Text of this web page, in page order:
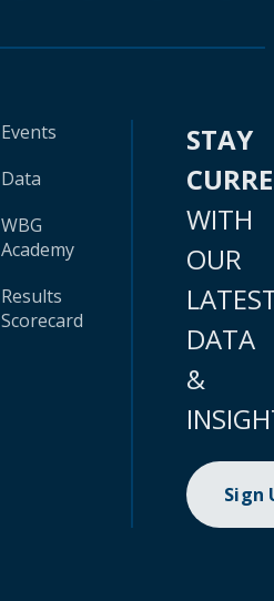
Events
Data
WBG
Academy
Results
Scorecard
STAY
WITH
OUR
DATA
&
Sign